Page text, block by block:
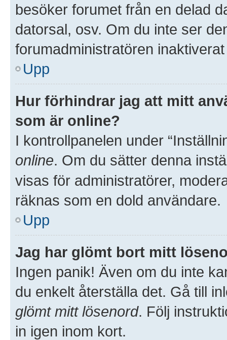
besöker forumet från en delad
datorsal, osv. Om du inte ser
forumadministratören
Upp
Hur förhindrar jag att mitt
som är online?
I kontrollpanelen under
online. Om du sätter denna
visas för administratörer,
räknas som en dold användare.
Upp
Jag har glömt bort mitt
Ingen panik! Även om du inte
du enkelt återställa det. Gå till
glömt mitt lösenord. Följ
in igen inom kort.